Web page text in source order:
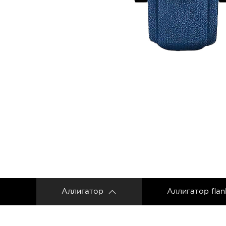
Аллигатор Аллигатор
Ремешки для часов Jaeger LeCoultre